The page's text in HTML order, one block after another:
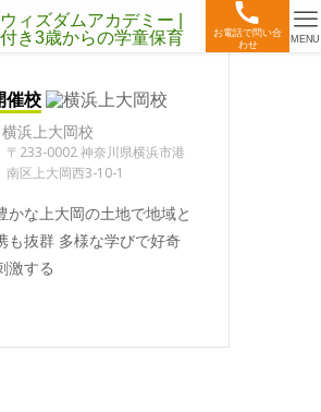
お電話で問い合
わせ
MENU
催校
横浜上大岡校
〒233-0002 神奈川県横浜市港
南区上大岡西3-10-1
かな上大岡の土地で地域と
も抜群 多様な学びで好奇
激する